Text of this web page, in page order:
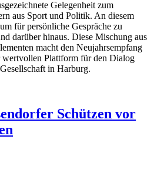
Gelegenheit zum
aus Sport und Politik. An diesem
für persönliche Gespräche zu
darüber hinaus. Diese Mischung aus
macht den Neujahrsempfang
wertvollen Plattform für den Dialog
in Harburg.
Schützen vor